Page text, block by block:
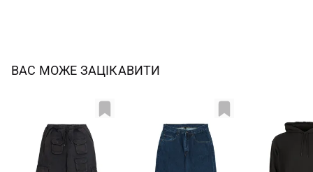
ВАС МОЖЕ ЗАЦІКАВИТИ